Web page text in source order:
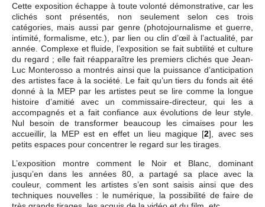
Cette exposition échappe à toute volonté démonstrative, car les
clichés sont présentés, non seulement selon ces trois
catégories, mais aussi par genre (photojournalisme et guerre,
intimité, formalisme, etc.), par lien ou clin d’œil à l’actualité, par
année. Complexe et fluide, l’exposition se fait subtilité et culture
du regard ; elle fait réapparaître les premiers clichés que Jean-
Luc Monterosso a montrés ainsi que la puissance d’anticipation
des artistes face à la société. Le fait qu’un tiers du fonds ait été
donné à la MEP par les artistes peut se lire comme la longue
histoire d’amitié avec un commissaire-directeur, qui les a
accompagnés et a fait confiance aux évolutions de leur style.
Nul besoin de transformer beaucoup les cimaises pour les
accueillir, la MEP est en effet un lieu magique[2] , avec ses
petits espaces pour concentrer le regard sur les tirages.
L’exposition montre comment le Noir et Blanc, dominant
jusqu’en dans les années 80, a partagé sa place avec la
couleur, comment les artistes s’en sont saisis ainsi que des
techniques nouvelles : le numérique, la possibilité de faire de